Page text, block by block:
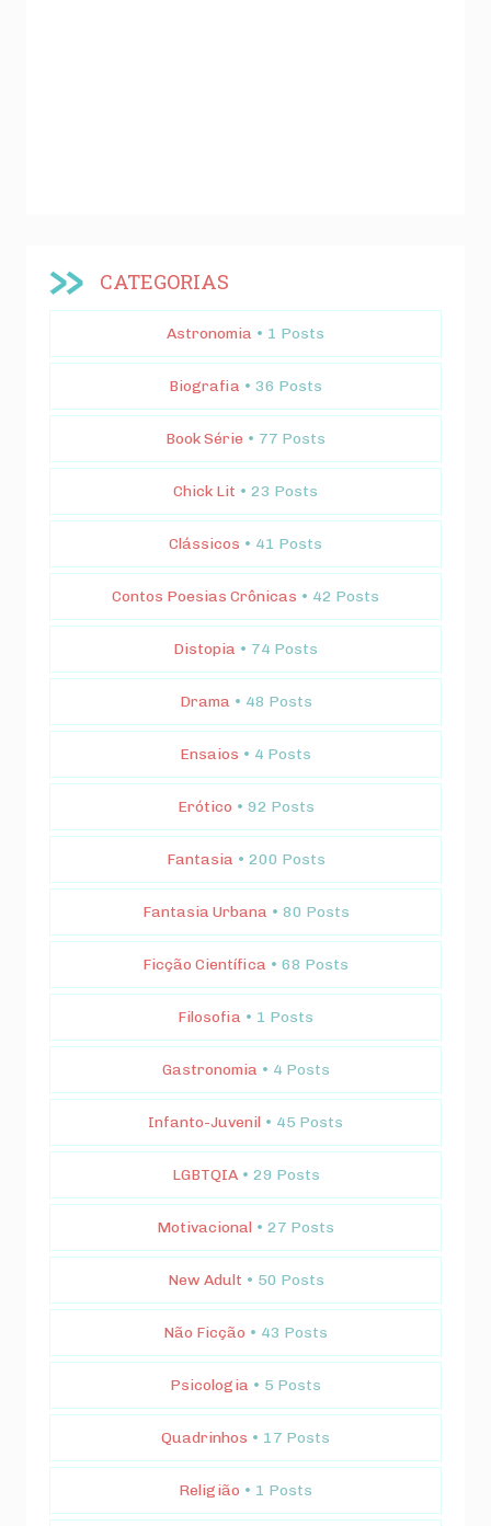
CATEGORIAS
Astronomia • 1 Posts
Biografia • 36 Posts
Book Série • 77 Posts
Chick Lit • 23 Posts
Clássicos • 41 Posts
Contos Poesias Crônicas • 42 Posts
Distopia • 74 Posts
Drama • 48 Posts
Ensaios • 4 Posts
Erótico • 92 Posts
Fantasia • 200 Posts
Fantasia Urbana • 80 Posts
Ficção Científica • 68 Posts
Filosofia • 1 Posts
Gastronomia • 4 Posts
Infanto-Juvenil • 45 Posts
LGBTQIA • 29 Posts
Motivacional • 27 Posts
New Adult • 50 Posts
Não Ficção • 43 Posts
Psicologia • 5 Posts
Quadrinhos • 17 Posts
Religião • 1 Posts